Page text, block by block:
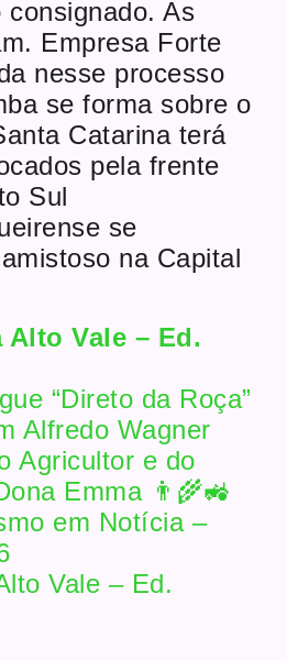
As
Empresa Forte
nesse processo
se forma sobre o
Catarina terá
pela frente
Sul
se
na Capital
Vale – Ed.
“Direto da Roça”
Alfredo Wagner
Agricultor e do
Emma 👨‍🌾🚜
em Notícia –
Vale – Ed.